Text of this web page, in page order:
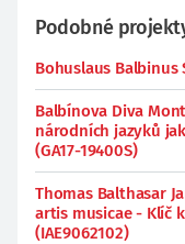
Podobné
Bohuslaus Balbinus
Balbínova Diva
národních jazyků
(GA17-19400S)
Thomas Balthasar
artis musicae - Klíč
(IAE9062102)